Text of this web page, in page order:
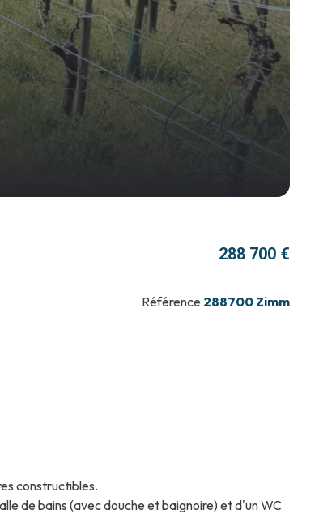
288 700 €
Référence 288700 Zimm
constructibles.
de bains (avec douche et baignoire) et d'un WC